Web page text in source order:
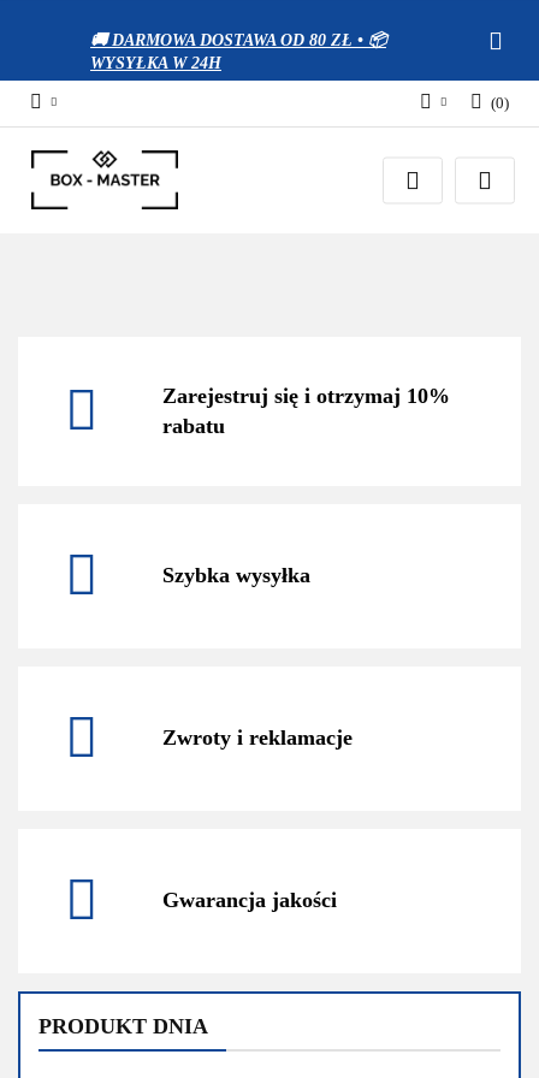
🚚 DARMOWA DOSTAWA OD 80 ZŁ • 📦
WYSYŁKA W 24H
Zaloguj się
Zarejestruj się
(0)
Zarejestruj się i otrzymaj 10%
rabatu
Szybka wysyłka
Zwroty i reklamacje
Gwarancja jakości
PRODUKT DNIA